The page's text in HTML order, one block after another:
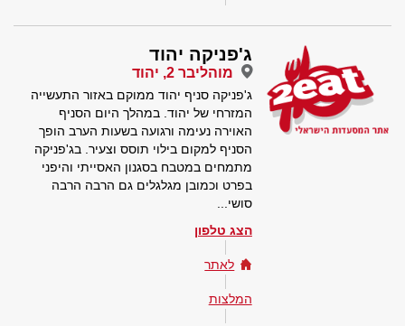
ג'פניקה יהוד
מוהליבר 2, יהוד
ג'פניקה סניף יהוד ממוקם באזור התעשייה
המזרחי של יהוד. במהלך היום הסניף
האוירה נעימה ורגועה בשעות הערב הופך
הסניף למקום בילוי תוסס וצעיר. בג'פניקה
מתמחים במטבח בסגנון האסייתי והיפני
בפרט וכמובן מגלגלים גם הרבה הרבה
סושי...
הצג טלפון
לאתר
המלצות